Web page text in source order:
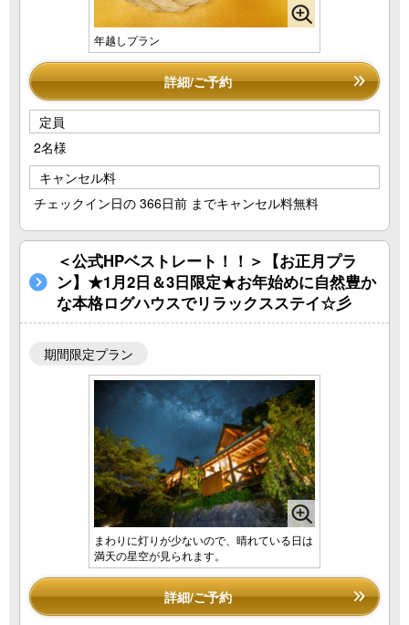
年越しプラン
詳細/ご予約
定員
2名様
キャンセル料
チェックイン日の 366日前 までキャンセル料無料
＜公式HPベストレート！！＞【お正月プラ
ン】★1月2日＆3日限定★お年始めに自然豊か
な本格ログハウスでリラックスステイ☆彡
期間限定プラン
まわりに灯りが少ないので、晴れている日は
満天の星空が見られます。
詳細/ご予約